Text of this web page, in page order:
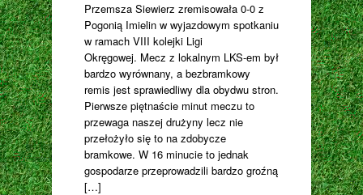
Przemsza Siewierz zremisowała 0-0 z
Pogonią Imielin w wyjazdowym spotkaniu
w ramach VIII kolejki Ligi
Okręgowej. Mecz z lokalnym LKS-em był
bardzo wyrównany, a bezbramkowy
remis jest sprawiedliwy dla obydwu stron.
Pierwsze piętnaście minut meczu to
przewaga naszej drużyny lecz nie
przełożyło się to na zdobycze
bramkowe. W 16 minucie to jednak
gospodarze przeprowadzili bardzo groźną
[…]